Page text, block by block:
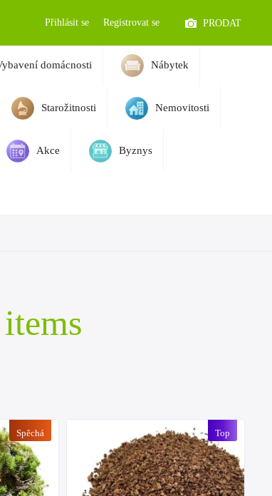
Přihlásit se Registrovat se PRODAT
domácnosti Nábytek
Starožitnosti Nemovitosti
Akce Byznys
Spěchá Top